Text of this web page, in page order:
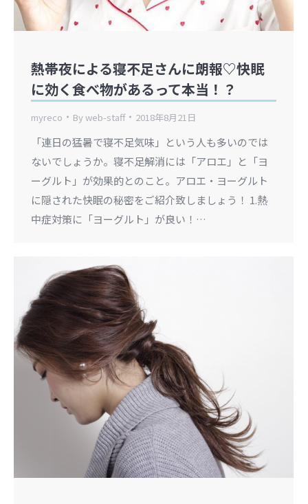
熱帯夜による寝不足さんに朗報♡快眠
に効く食べ物があるって本当！？
myreco Byweb-staff 2018年8月21日
「連日の猛暑で寝不足気味」という人も多いのでは
ないでしょうか。寝不足解消には「アロエ」と「ヨ
ーグルト」が効果的とのこと。アロエ・ヨーグルト
に隠された快眠の秘密をご紹介致しましょう！ 1.熱
中症対策に「ヨーグルト」が良い！…